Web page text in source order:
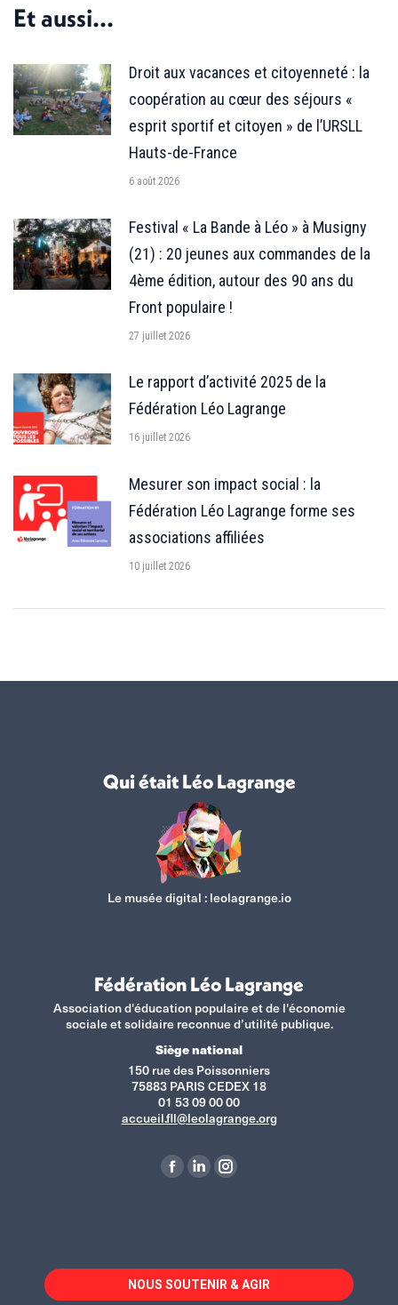
Et aussi...
Droit aux vacances et citoyenneté : la
coopération au cœur des séjours «
esprit sportif et citoyen » de l’URSLL
Hauts-de-France
6 août 2026
Festival « La Bande à Léo » à Musigny
(21) : 20 jeunes aux commandes de la
4ème édition, autour des 90 ans du
Front populaire !
27 juillet 2026
Le rapport d’activité 2025 de la
Fédération Léo Lagrange
16 juillet 2026
Mesurer son impact social : la
Fédération Léo Lagrange forme ses
associations affiliées
10 juillet 2026
Qui était Léo Lagrange
Le musée digital :leolagrange.io
Fédération Léo Lagrange
Association d'éducation populaire et de l'économie
sociale et solidaire reconnue d’utilité publique.
Siège national
150 rue des Poissonniers
75883 PARIS CEDEX 18
01 53 09 00 00
accueil.fll@leolagrange.org
La
dans
une
La
dans
une
La
dans
une
NOUS SOUTENIR & AGIR